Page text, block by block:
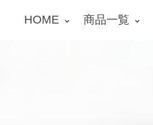
HOME 商品一覧